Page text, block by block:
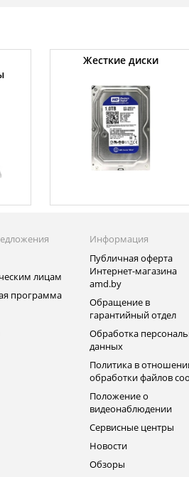
Жесткие диски
лицам
программа
Информация
Публичная оферта
Интернет-магазина
amd.by
Обращение в
гарантийный отдел
Обработка
данных
Политика в
обработки файлов
Положение о
видеонаблюдении
Сервисные центры
Новости
Обзоры